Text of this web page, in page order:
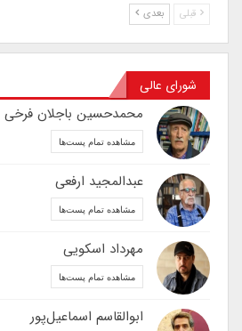
قبلی بعدی
شورای عالی
محمدحسین باجلان فرخی
مشاهده تمام پست‌ها
عبدالمجید ارفعی
مشاهده تمام پست‌ها
مهرداد اسکویی
مشاهده تمام پست‌ها
ابوالقاسم اسماعیل‌پور